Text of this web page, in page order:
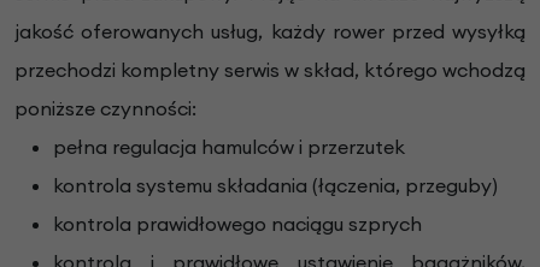
jakość oferowanych usług, każdy rower przed wysyłką
przechodzi kompletny serwis w skład, którego wchodzą
poniższe czynności:
pełna regulacja hamulców i przerzutek
kontrola systemu składania (łączenia, przeguby)
kontrola prawidłowego naciągu szprych
kontrola i prawidłowe ustawienie bagażników,